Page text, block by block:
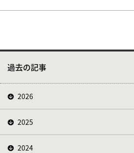
過去の記事
2026
2025
2024